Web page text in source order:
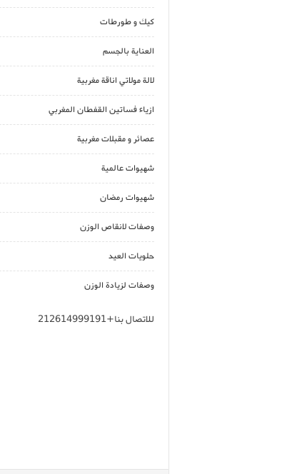
كيك و طورطات
العناية بالجسم
لالة مولاتي اناقة مغربية
ازياء فساتين القفطان المغربي
عصائر و مقبلات مغربية
شهيوات عالمية
شهيوات رمضان
وصفات لانقاص الوزن
حلويات العيد
وصفات لزيادة الوزن
للاتصال بنا+212614999191